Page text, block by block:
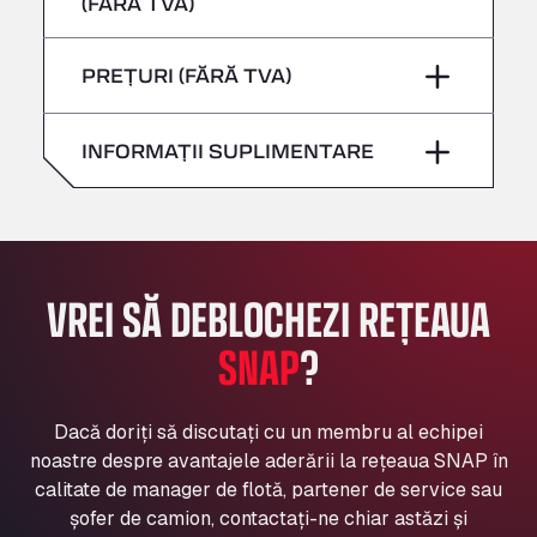
Klaverbladstaat 21, 3560
American Truck Wash
Av. des Etats-Unis 90, 6041
Andamur Guarroman
Andamur La Junquera
Andamur Pamplona
A-15 Salida Imarcoain, 31119
Andamur San Roman II
Anglia Motel
Washway Road, PE12 8LT
Anpol Sp. z o.o.
Ul. Torunska 147, 85884
Sâmbătă
Duminică –
Sâmbătă –
Duminică –
PREȚURI (FĂRĂ TVA)
INFORMAȚII SUPLIMENTARE
VREI SĂ DEBLOCHEZI REȚEAUA
SNAP?
Dacă doriți să discutați cu un membru al echipei
noastre despre avantajele aderării la rețeaua SNAP în
calitate de manager de flotă, partener de service sau
șofer de camion, contactați-ne chiar astăzi și